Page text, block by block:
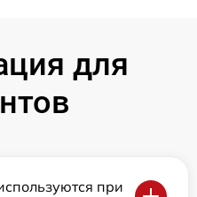
для
при